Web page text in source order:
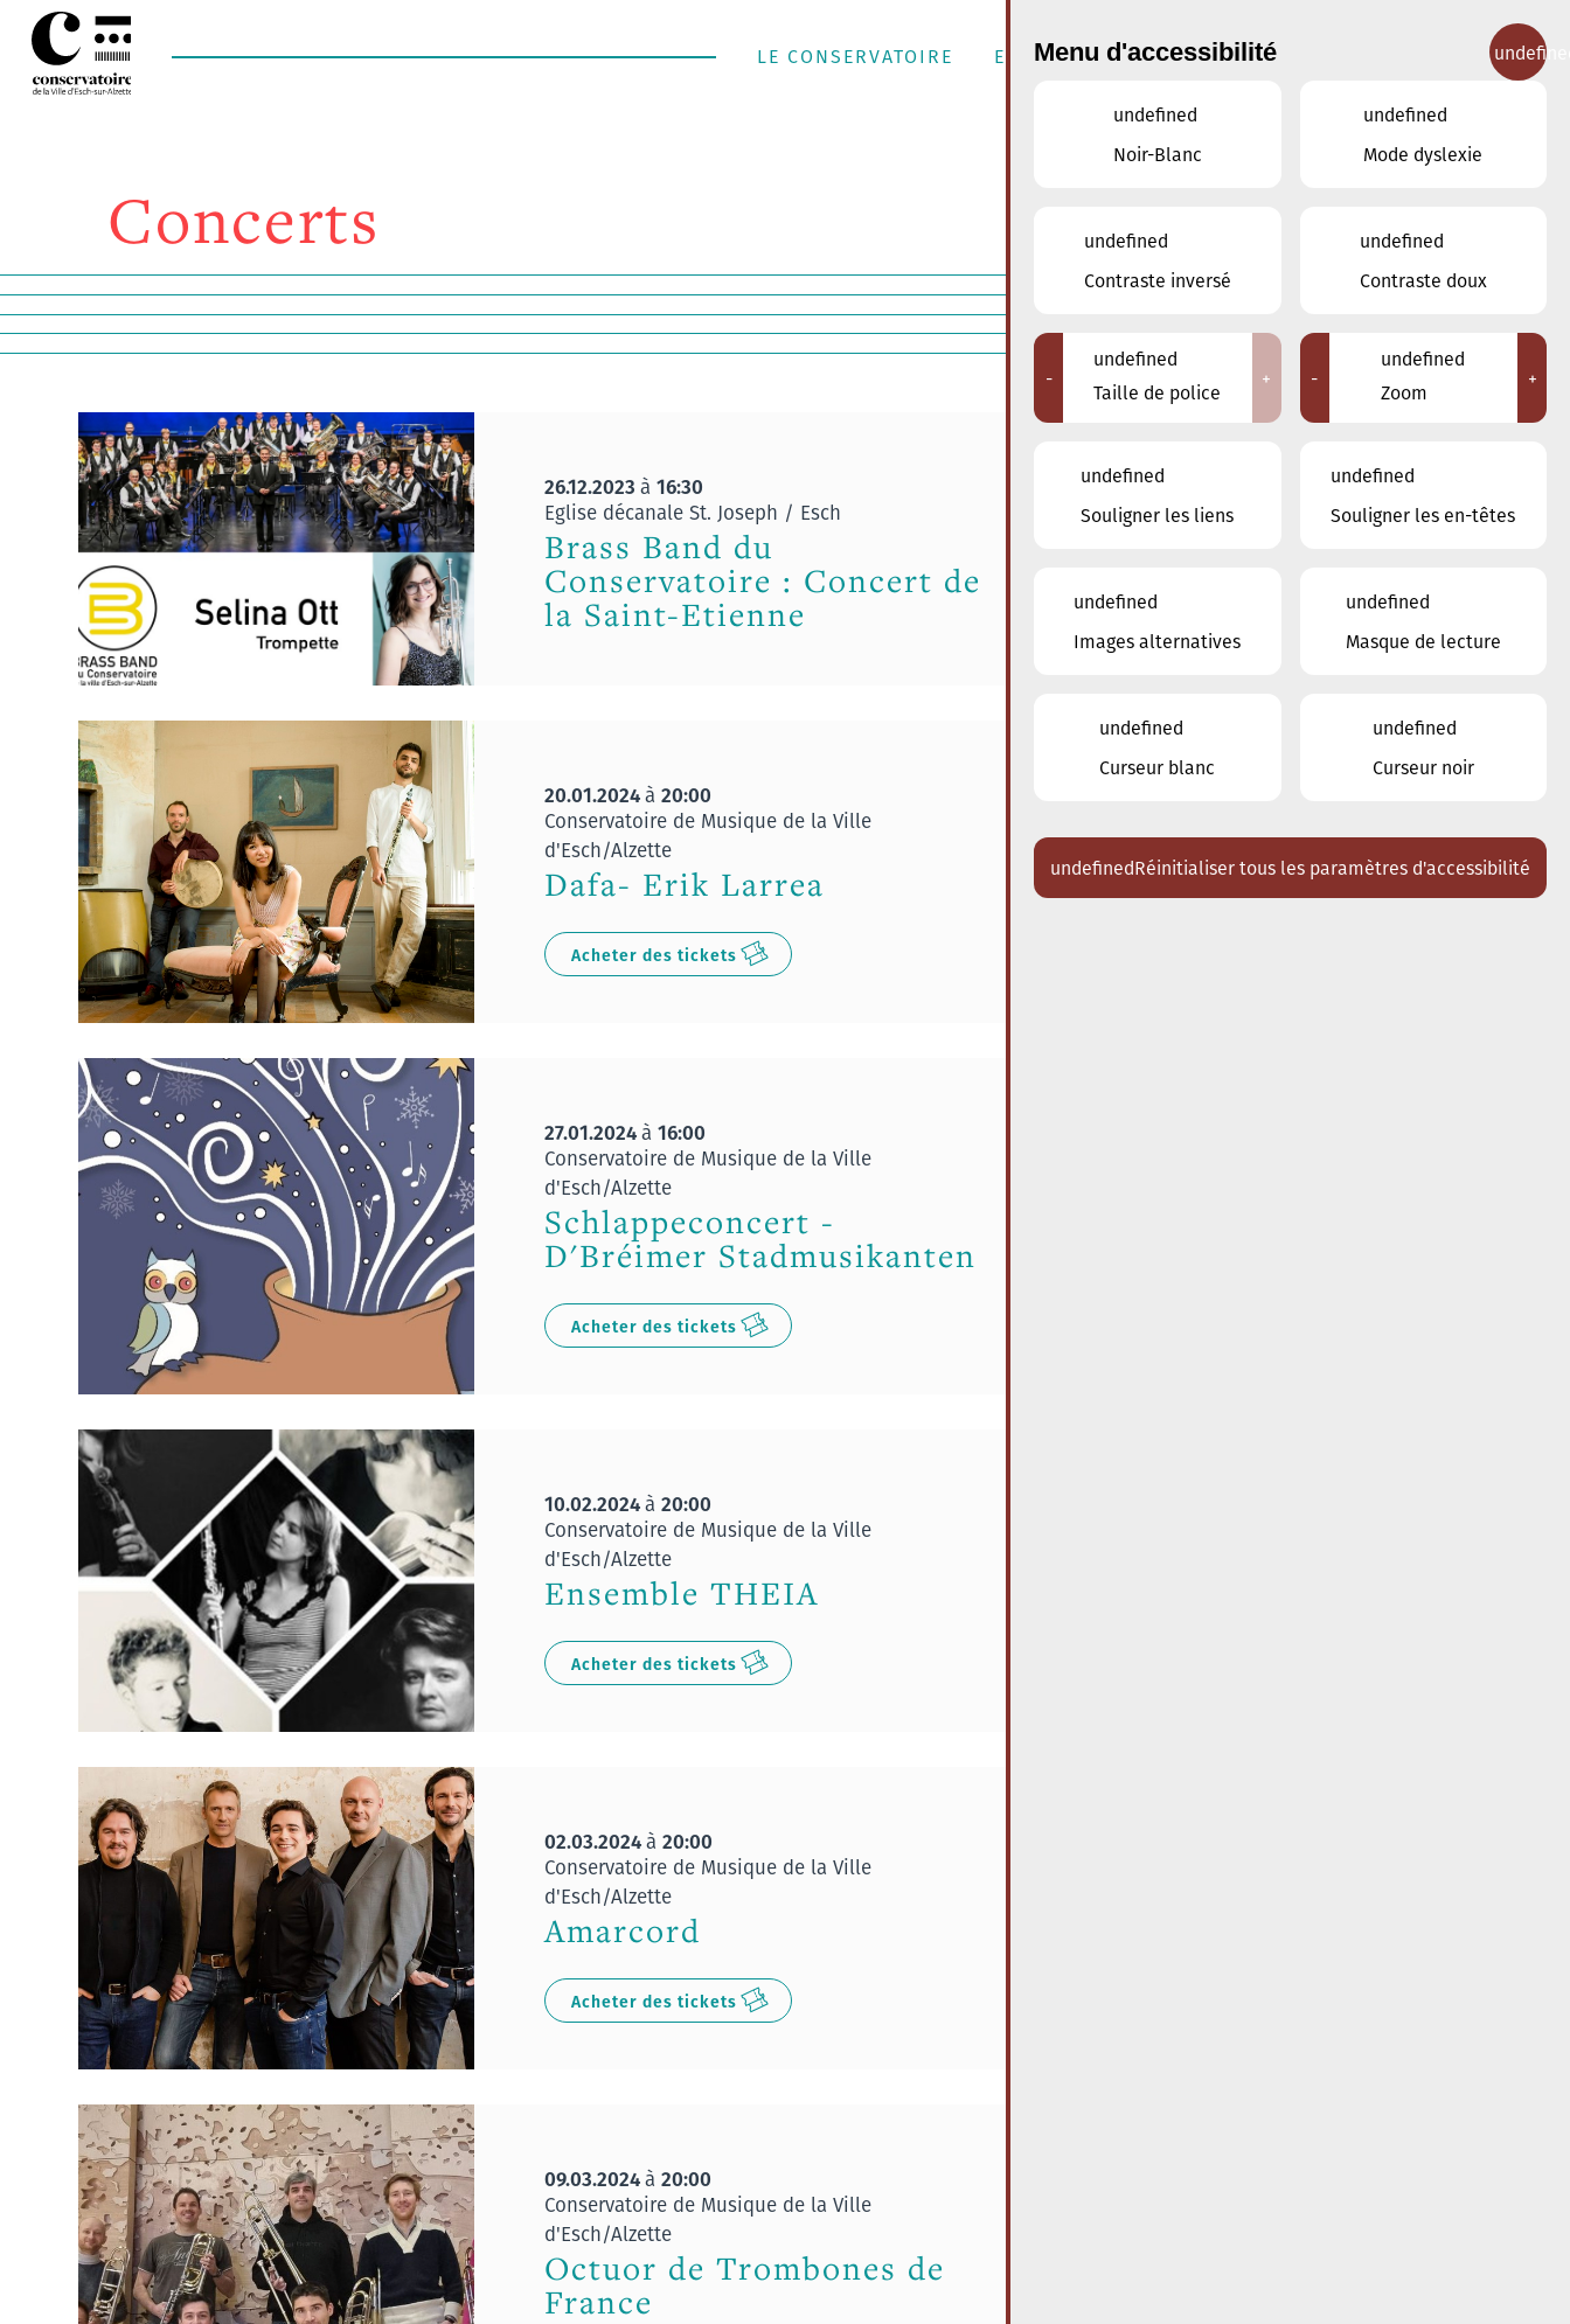
LE CONSERVATOIRE ENSEIGNEMENT MUSICAL CONTACT
Concerts
26.12.2023 à 16:30
Eglise décanale St. Joseph / Esch
Brass Band du
Conservatoire : Concert de
la Saint-Etienne
20.01.2024à 20:00
Conservatoire de Musique de la Ville
d'Esch/Alzette
Dafa- Erik Larrea
Acheter des tickets
27.01.2024à 16:00
Conservatoire de Musique de la Ville
d'Esch/Alzette
Schlappeconcert -
D'Bréimer Stadmusikanten
Acheter des tickets
10.02.2024à 20:00
Conservatoire de Musique de la Ville
d'Esch/Alzette
Ensemble THEIA
Acheter des tickets
02.03.2024à 20:00
Conservatoire de Musique de la Ville
d'Esch/Alzette
Amarcord
Acheter des tickets
09.03.2024à 20:00
Conservatoire de Musique de la Ville
d'Esch/Alzette
Octuor de Trombones de
France
Lieux
Tous
Ariston
Conservatoire de Musique de la Ville
d'Esch/Alzette
Eglise décanale St. Joseph / Esch
Escher Theater - Esch-sur-Alzette
Restaurant FeVi Bosque
Menu d'accessibilité
undefined
Noir-Blanc
undefined
Mode dyslexie
undefined
Contraste inversé
undefined
Contraste doux
-
undefined
Taille de police
+ -
undefined
Zoom
+
undefined
Souligner les liens
undefined
Souligner les en-têtes
undefined
Images alternatives
undefined
Masque de lecture
undefined
Curseur blanc
undefined
Curseur noir
undefinedRéinitialiser tous les paramètres d'accessibilité